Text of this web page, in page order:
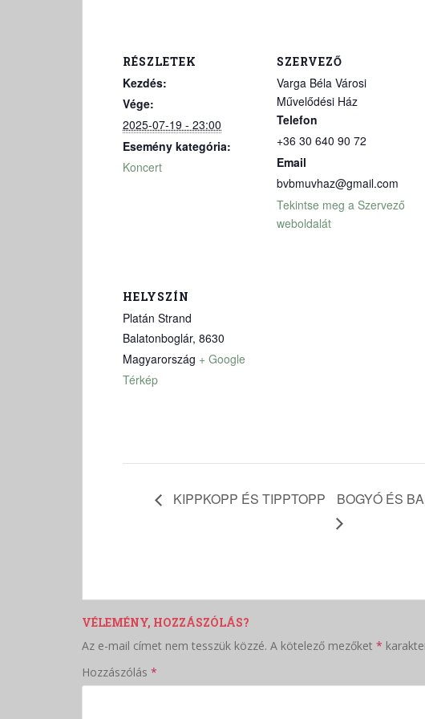
RÉSZLETEK
Kezdés:
Vége:
2025-07-19 - 23:00
Esemény kategória:
Koncert
SZERVEZŐ
Varga Béla Városi
Művelődési Ház
Telefon
+36 30 640 90 72
Email
bvbmuvhaz@gmail.com
Tekintse meg a Szervező
weboldalát
HELYSZÍN
Platán Strand
Balatonboglár, 8630
Magyarország + Google
Térkép
KIPPKOPP ÉS TIPPTOPP BOGYÓ ÉS
VÉLEMÉNY, HOZZÁSZÓLÁS?
Az e-mail címet nem tesszük közzé. A kötelező mezőket *
Hozzászólás *